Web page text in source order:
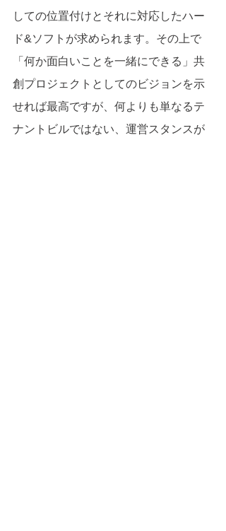
しての位置付けとそれに対応したハー
ド&ソフトが求められます。その上で
「何か面白いことを一緒にできる」共
創プロジェクトとしてのビジョンを示
せれば最高ですが、何よりも単なるテ
ナントビルではない、運営スタンスが